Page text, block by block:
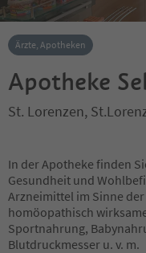
Ärzte, Apotheken
Apotheke
St. Lorenzen,
In der Apotheke finden
Gesundheit und
Arzneimittel im Sinne
homöopathisch
Sportnahrung,
Blutdruckmesser u. v. m.